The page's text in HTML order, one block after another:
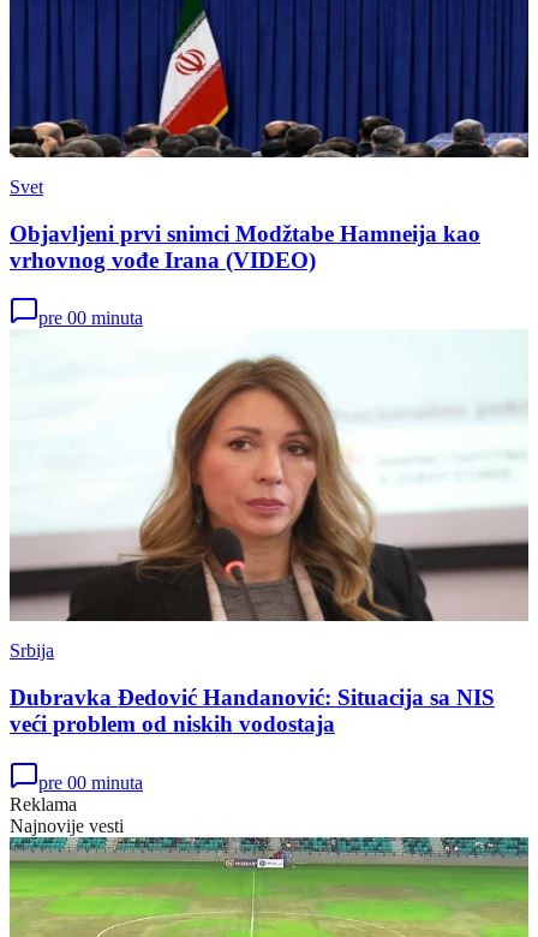
Svet
Objavljeni prvi snimci Modžtabe Hamneija kao
vrhovnog vođe Irana (VIDEO)
pre 00 minuta
Srbija
Dubravka Đedović Handanović: Situacija sa NIS
veći problem od niskih vodostaja
pre 00 minuta
Reklama
Najnovije vesti